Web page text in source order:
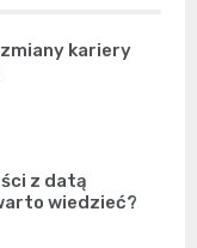
kariery
z datą
wiedzieć?